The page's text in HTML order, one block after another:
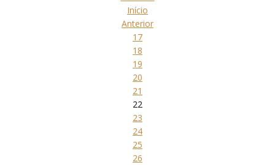
Início
Anterior
17
18
19
20
21
22
23
24
25
26